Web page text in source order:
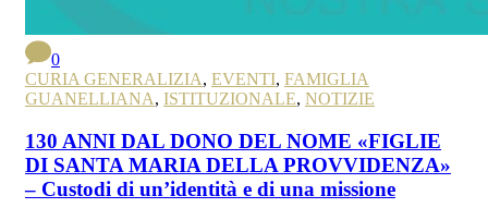
0
CURIA GENERALIZIA, EVENTI, FAMIGLIA
GUANELLIANA, ISTITUZIONALE, NOTIZIE
130 ANNI DAL DONO DEL NOME «FIGLIE
DI SANTA MARIA DELLA PROVVIDENZA»
– Custodi di un’identità e di una missione